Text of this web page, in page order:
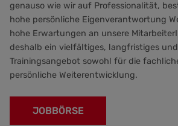
genauso wie wir auf Professionalität,
hohe persönliche Eigenverantwortung
hohe Erwartungen an unsere
deshalb ein vielfältiges, langfristiges
Trainingsangebot sowohl für die
persönliche Weiterentwicklung.
JOBBÖRSE